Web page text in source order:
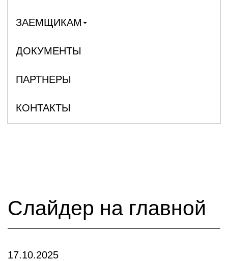
ЗАЕМЩИКАМ
ДОКУМЕНТЫ
ПАРТНЕРЫ
КОНТАКТЫ
Слайдер на главной
17.10.2025